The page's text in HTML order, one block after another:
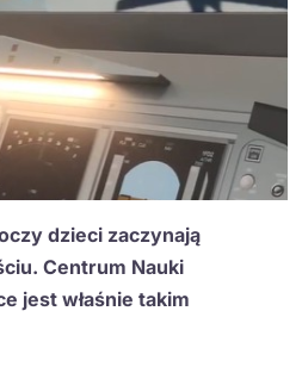
dzieci zaczynają
Centrum Nauki
jest właśnie takim